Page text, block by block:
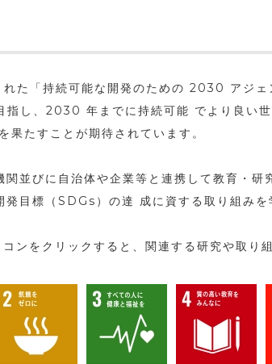
れた「持続可能な開発のための 2030 ア
し、2030 年までに持続可能 でより良い世
果たすことが期待されています。
並びに自治体や企業等と連携して教育・
目標（SDGs）の達 成に資する取り組みを
コンをクリックすると、関連する研究や取り